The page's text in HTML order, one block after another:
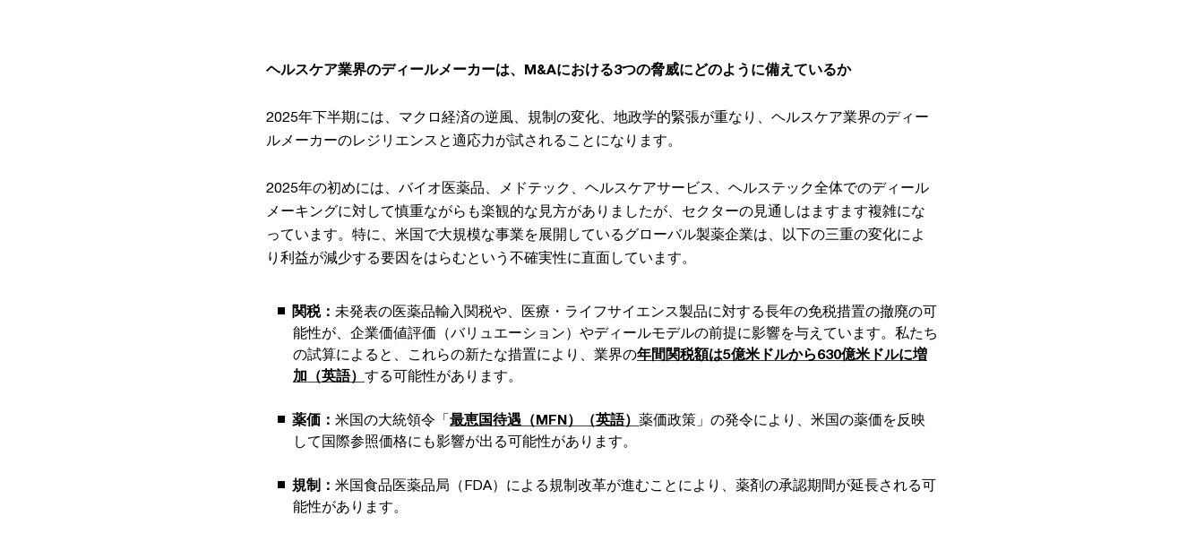
ヘルスケア業界のディールメーカーは、M&Aにおける3つの脅威にどのように備えているか
2025年下半期には、マクロ経済の逆風、規制の変化、地政学的緊張が重なり、ヘルスケア業界のディー
ルメーカーのレジリエンスと適応力が試されることになります。
2025年の初めには、バイオ医薬品、メドテック、ヘルスケアサービス、ヘルステック全体でのディール
メーキングに対して慎重ながらも楽観的な見方がありましたが、セクターの見通しはますます複雑にな
っています。特に、米国で大規模な事業を展開しているグローバル製薬企業は、以下の三重の変化によ
り利益が減少する要因をはらむという不確実性に直面しています。
関税： 未発表の医薬品輸入関税や、医療・ライフサイエンス製品に対する長年の免税措置の撤廃の可
能性が、企業価値評価（バリュエーション）やディールモデルの前提に影響を与えています。私たち
の試算によると、これらの新たな措置により、業界の年間関税額は5億米ドルから630億米ドルに増
加（英語） する可能性があります。
薬価： 米国の大統領令「最恵国待遇（MFN）（英語） 薬価政策」の発令により、米国の薬価を反映
して国際参照価格にも影響が出る可能性があります。
規制： 米国食品医薬品局（FDA）による規制改革が進むことにより、薬剤の承認期間が延長される可
能性があります。